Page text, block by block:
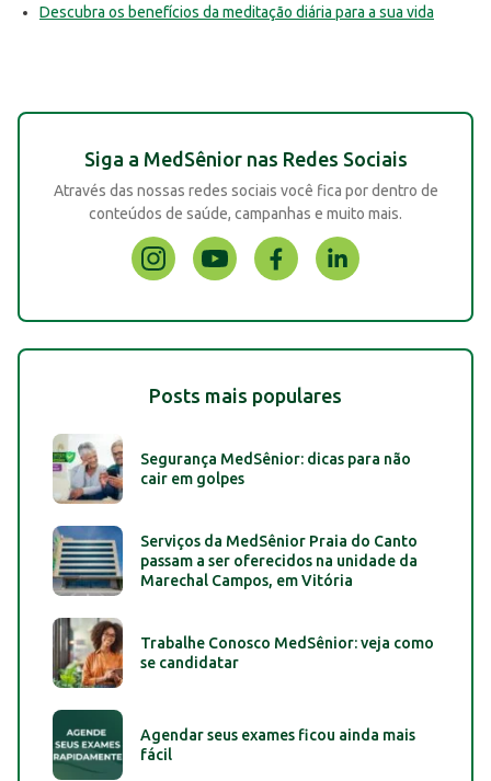
Descubra os benefícios da meditação diária para a sua vida
Siga a MedSênior nas Redes Sociais
Através das nossas redes sociais você fica por dentro de
conteúdos de saúde, campanhas e muito mais.
Posts mais populares
Segurança MedSênior: dicas para não
cair em golpes
Serviços da MedSênior Praia do Canto
passam a ser oferecidos na unidade da
Marechal Campos, em Vitória
Trabalhe Conosco MedSênior: veja como
se candidatar
Agendar seus exames ficou ainda mais
fácil